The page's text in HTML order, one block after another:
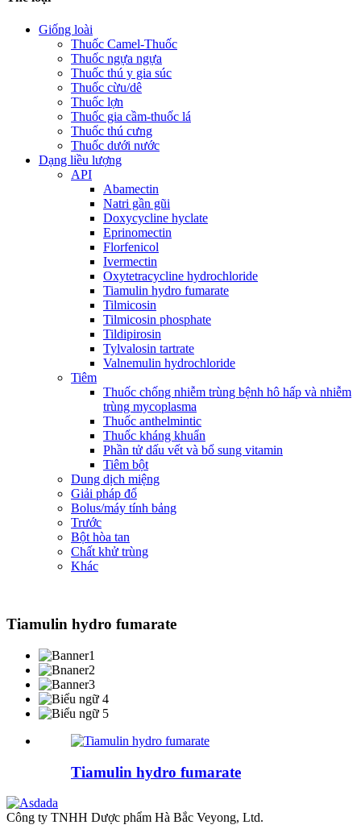
Giống loài
Thuốc Camel-Thuốc
Thuốc ngựa ngựa
Thuốc thú y gia súc
Thuốc cừu/dê
Thuốc lợn
Thuốc gia cầm-thuốc lá
Thuốc thú cưng
Thuốc dưới nước
Dạng liều lượng
API
Abamectin
Natri gần gũi
Doxycycline hyclate
Eprinomectin
Florfenicol
Ivermectin
Oxytetracycline hydrochloride
Tiamulin hydro fumarate
Tilmicosin
Tilmicosin phosphate
Tildipirosin
Tylvalosin tartrate
Valnemulin hydrochloride
Tiêm
Thuốc chống nhiễm trùng bệnh hô hấp và nhiễm
trùng mycoplasma
Thuốc anthelmintic
Thuốc kháng khuẩn
Phần tử dấu vết và bổ sung vitamin
Tiêm bột
Dung dịch miệng
Giải pháp đổ
Bolus/máy tính bảng
Trước
Bột hòa tan
Chất khử trùng
Khác
Tiamulin hydro fumarate
Tiamulin hydro fumarate
Công ty TNHH Dược phẩm Hà Bắc Veyong, Ltd.